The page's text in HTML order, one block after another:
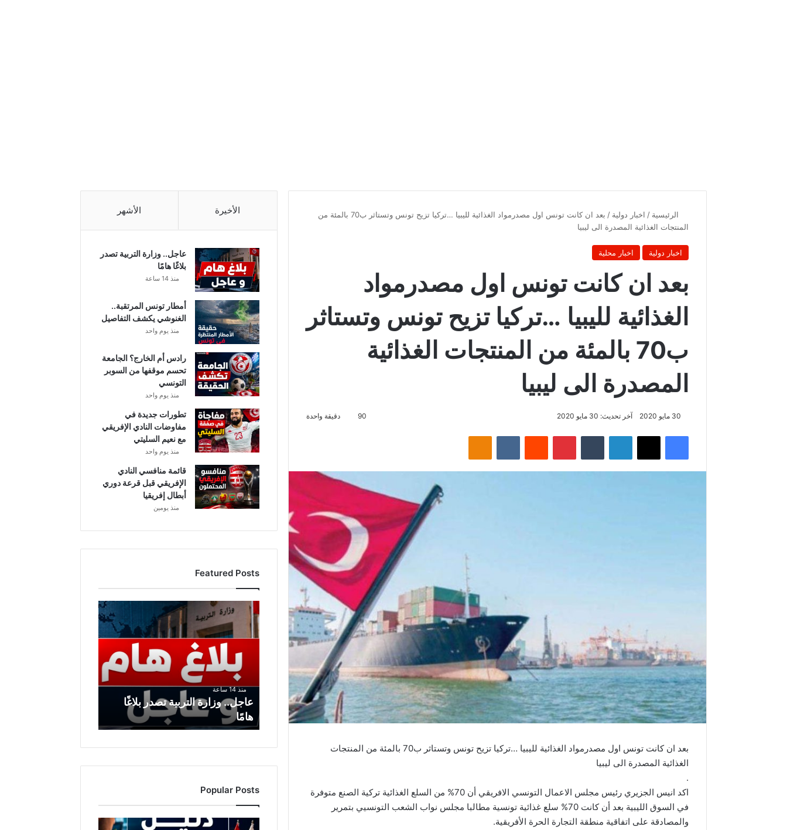
الرئيسية / اخبار دولية /
بعد ان كانت تونس اول مصدرمواد الغذائية لليبيا …تركيا تزيح تونس وتستاثر ب70 بالمئة من
المنتجات الغذائية المصدرة الى ليبيا
اخبار دولية اخبار محلية
بعد ان كانت تونس اول مصدرمواد
الغذائية لليبيا …تركيا تزيح تونس وتستاثر
ب70 بالمئة من المنتجات الغذائية
المصدرة الى ليبيا
30 مايو 2020 آخر تحديث: 30 مايو 2020 90 دقيقة واحدة
فيسبوك لينكدإن بينتيريست
بعد ان كانت تونس اول مصدرمواد الغذائية لليبيا …تركيا تزيح تونس وتستاثر ب70 بالمئة من المنتجات
الغذائية المصدرة الى ليبيا
.
اكد انيس الجزيري رئيس مجلس الاعمال التونسي الافريقي أن 70% من السلع الغذائية تركية الصنع متوفرة
في السوق الليبية بعد أن كانت 70% سلع غذائية تونسية مطالبا مجلس نواب الشعب التونسيي بتمرير
والمصادقة على اتفاقية منطقة التجارة الحرة الأفريقية.
الأخيرة الأشهر
عاجل.. وزارة التربية تصدر
بلاغًا هامًا
منذ 14 ساعة
أمطار تونس المرتقبة..
الغنوشي يكشف التفاصيل
منذ يوم واحد
رادس أم الخارج؟ الجامعة
تحسم موقفها من السوبر
التونسي
منذ يوم واحد
تطورات جديدة في
مفاوضات النادي الإفريقي
مع نعيم السليتي
منذ يوم واحد
قائمة منافسي النادي
الإفريقي قبل قرعة دوري
أبطال إفريقيا
منذ يومين
Featured Posts
ع
ا
ج
ر
ة
ت
ب
ي
ة
منذ 14 ساعة
عاجل.. وزارة التربية تصدر بلاغًا
هامًا
Popular Posts